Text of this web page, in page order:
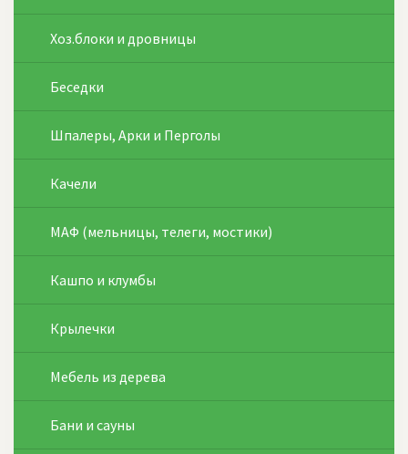
Хоз.блоки и дровницы
Беседки
Шпалеры, Арки и Перголы
Качели
МАФ (мельницы, телеги, мостики)
Кашпо и клумбы
Крылечки
Мебель из дерева
Бани и сауны